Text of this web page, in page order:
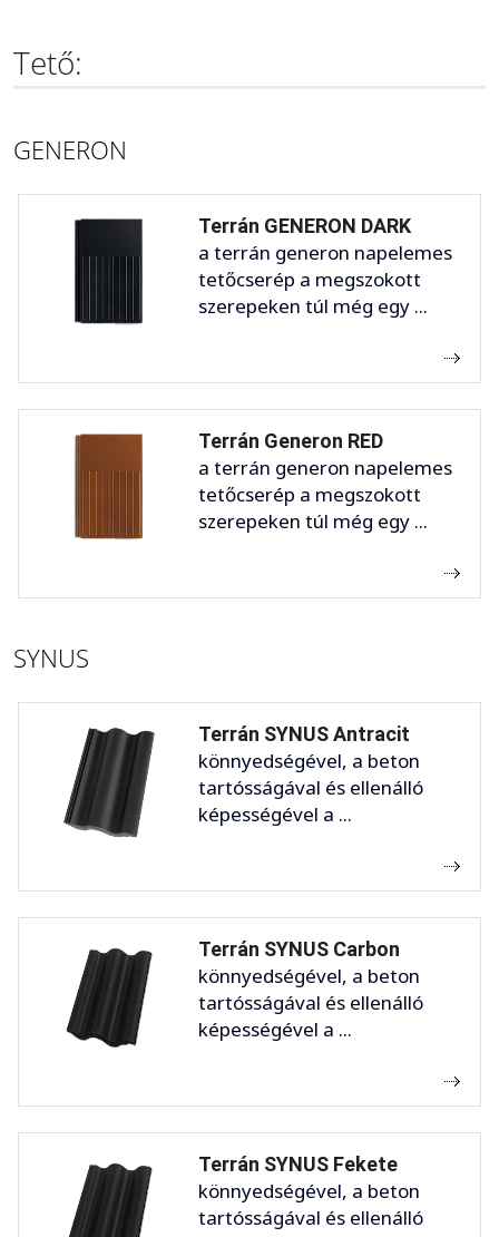
Tető:
GENERON
Terrán GENERON DARK
a terrán generon napelemes
tetőcserép a megszokott
szerepeken túl még egy ...
Terrán Generon RED
a terrán generon napelemes
tetőcserép a megszokott
szerepeken túl még egy ...
SYNUS
Terrán SYNUS Antracit
könnyedségével, a beton
tartósságával és ellenálló
képességével a ...
Terrán SYNUS Carbon
könnyedségével, a beton
tartósságával és ellenálló
képességével a ...
Terrán SYNUS Fekete
könnyedségével, a beton
tartósságával és ellenálló